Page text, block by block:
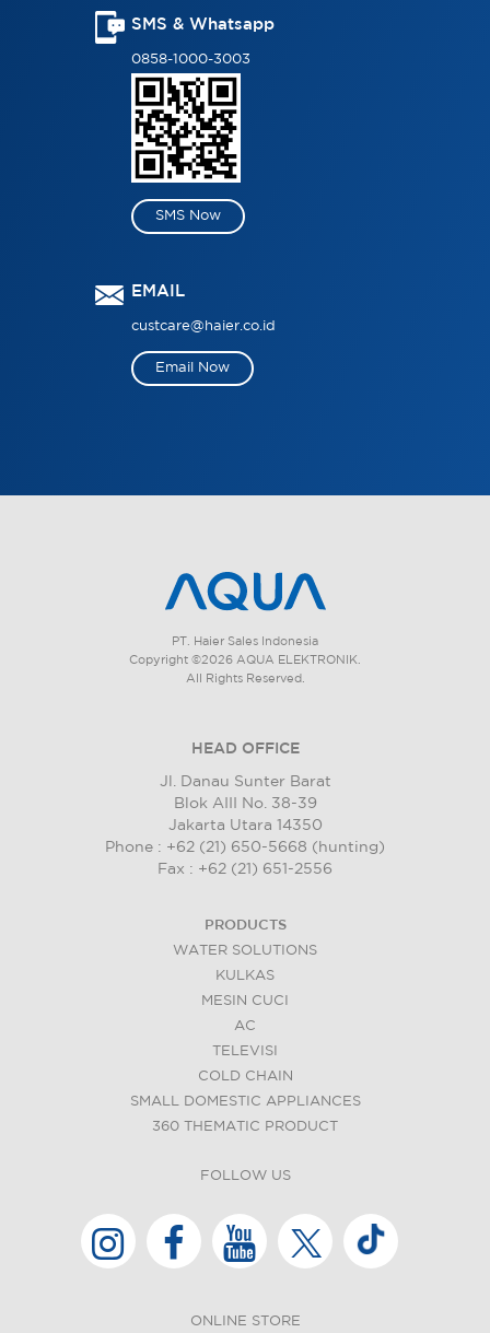
SMS & Whatsapp
0858-1000-3003
SMS Now
EMAIL
custcare@haier.co.id
Email Now
PT. Haier Sales Indonesia
Copyright ©2026 AQUA ELEKTRONIK.
All Rights Reserved.
HEAD OFFICE
Jl. Danau Sunter Barat
Blok AIII No. 38-39
Jakarta Utara 14350
Phone : +62 (21) 650-5668 (hunting)
Fax : +62 (21) 651-2556
PRODUCTS
WATER SOLUTIONS
KULKAS
MESIN CUCI
AC
TELEVISI
COLD CHAIN
SMALL DOMESTIC APPLIANCES
360 THEMATIC PRODUCT
FOLLOW US
ONLINE STORE